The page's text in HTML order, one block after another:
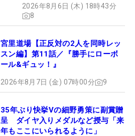
2026年8月6日 (木) 18時43分
8
宮里道場【正反対の2人を同時レッ
スン編】第11話／『勝手にローボ
ール&ギュッ！』
2026年8月7日 (金) 07時00分 9
35年ぶり快挙Vの細野勇策に副賞贈
呈 ダイヤ入りメダルなど授与「来
年もここにいられるように」